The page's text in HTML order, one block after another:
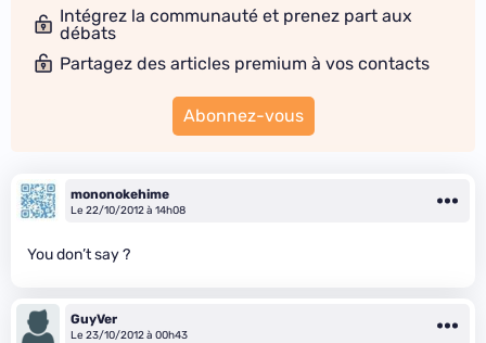
Intégrez la communauté et prenez part aux
débats
Partagez des articles premium à vos contacts
Abonnez-vous
mononokehime
Le 22/10/2012 à 14h08
You don’t say ?
GuyVer
Le 23/10/2012 à 00h43